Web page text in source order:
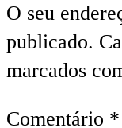
O seu
publicado.
marcados
Comentário *